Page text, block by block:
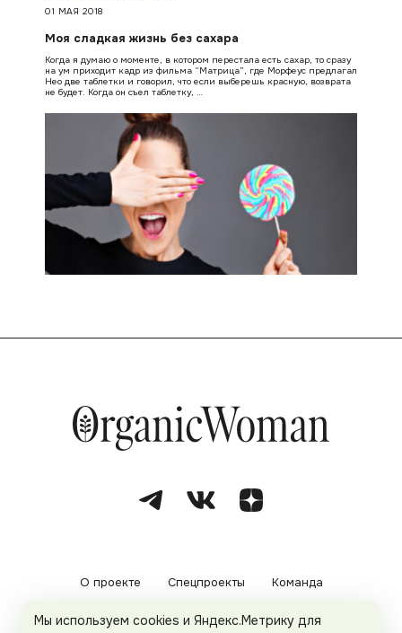
01 МАЯ 2018
Моя сладкая жизнь без сахара
Когда я думаю о моменте, в котором перестала есть сахар, то сразу
на ум приходит кадр из фильма “Матрица”, где Морфеус предлагал
Нео две таблетки и говорил, что если выберешь красную, возврата
не будет. Когда он съел таблетку, …
О проекте Спецпроекты Команда
Рекламодателям Политика конфиденциальности
Мы используем cookies и Яндекс.Метрику для